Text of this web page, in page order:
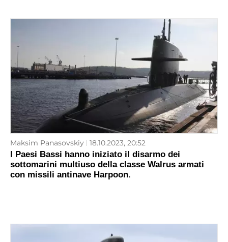
Maksim Panasovskiy 18.10.2023, 20:52
I Paesi Bassi hanno iniziato il disarmo dei
sottomarini multiuso della classe Walrus armati
con missili antinave Harpoon.